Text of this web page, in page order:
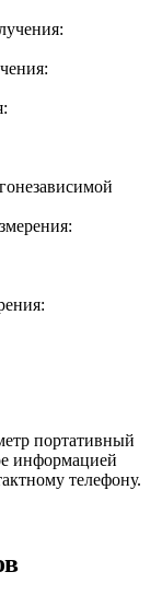
портативный
информацией
телефону.